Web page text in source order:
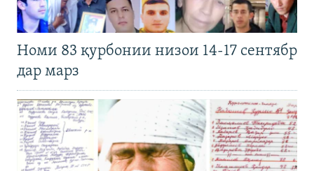
Номи 83 қурбонии низои 14-17 сентябр
дар марз